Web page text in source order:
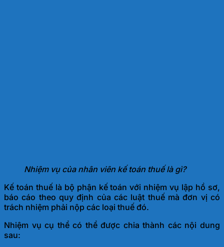
Nhiệm vụ của nhân viên kế toán thuế là gì?
Kế toán thuế là bộ phận kế toán với nhiệm vụ lập hồ sơ,
báo cáo theo quy định của các luật thuế mà đơn vị có
trách nhiệm phải nộp các loại thuế đó.
Nhiệm vụ cụ thể có thể được chia thành các nội dung
sau: